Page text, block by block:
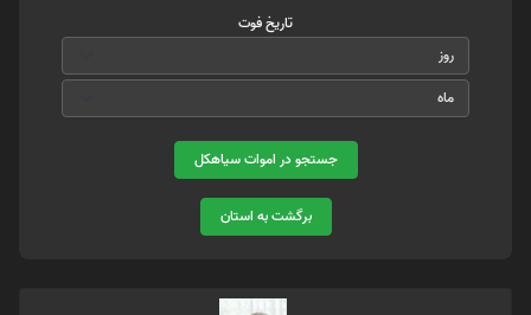
تاریخ فوت
جستجو در اموات سیاهکل
برگشت به استان